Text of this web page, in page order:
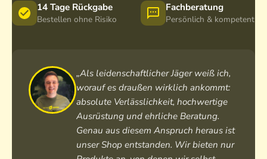
14 Tage Rückgabe
Bestellen ohne Risiko
Fachberatung
Persönlich & kompetent
„Als leidenschaftlicher Jäger weiß ich,
worauf es draußen wirklich ankommt:
absolute Verlässlichkeit, hochwertige
Ausrüstung und ehrliche Beratung.
Genau aus diesem Anspruch heraus ist
unser Shop entstanden. Wir bieten nur